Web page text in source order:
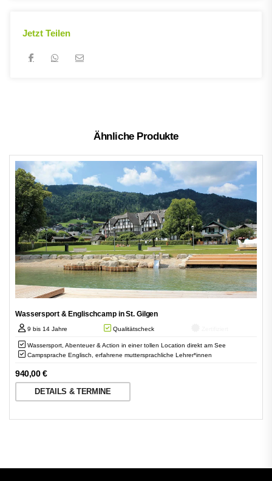
Jetzt Teilen
Ähnliche Produkte
Wassersport & Englischcamp in St. Gilgen
9 bis 14 Jahre Qualitätscheck
Wassersport, Abenteuer & Action in einer tollen Location direkt am See
Campsprache Englisch, erfahrene muttersprachliche Lehrer*innen
940,00€
DETAILS & TERMINE